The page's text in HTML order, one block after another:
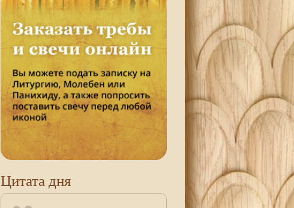
Цитата дня